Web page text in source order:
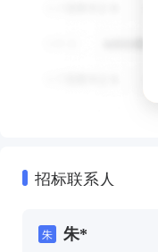
招标联系人
朱 朱*